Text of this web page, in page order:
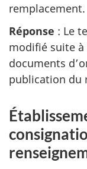
remplacement.
Réponse : Le
modifié suite
documents
publication du